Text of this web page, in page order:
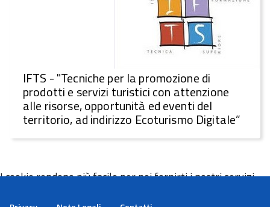
IFTS - "Tecniche per la promozione di
prodotti e servizi turistici con attenzione
alle risorse, opportunità ed eventi del
territorio, ad indirizzo Ecoturismo Digitale”
I cookie rendono più facile per noi fornirti i nostri servizi.
cookie.